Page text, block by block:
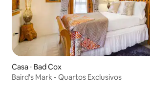
Casa ⋅ Bad Cox
Baird's Mark - Quartos Exclusivos